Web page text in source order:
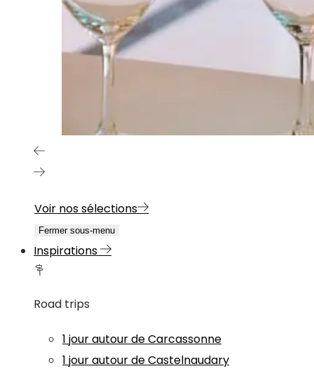
Voir nos sélections
Fermer sous-menu
Inspirations
Road trips
1 jour autour de Carcassonne
1 jour autour de Castelnaudary